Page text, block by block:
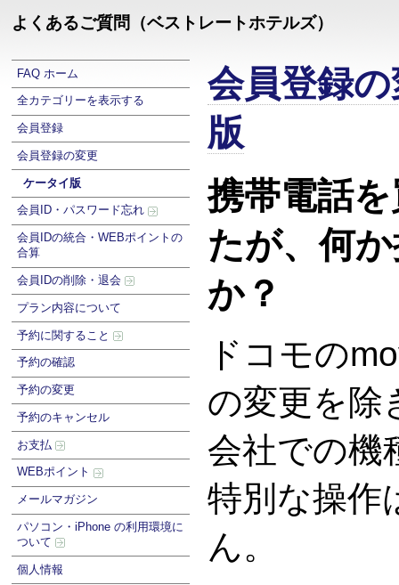
よくあるご質問（ベストレートホテルズ）
FAQ ホーム
全カテゴリーを表示する
会員登録
会員登録の変更
ケータイ版
会員ID・パスワード忘れ
会員IDの統合・WEBポイントの
合算
会員IDの削除・退会
プラン内容について
予約に関すること
予約の確認
予約の変更
予約のキャンセル
お支払
WEBポイント
メールマガジン
パソコン・iPhone の利用環境に
ついて
個人情報
会員登録
版
携帯電話
たが、何
か？
ドコモの
の変更を除
会社での機
特別な操作
ん。